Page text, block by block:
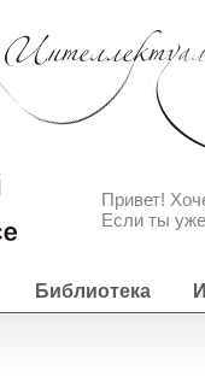
Привет!
Если ты
Библиотека